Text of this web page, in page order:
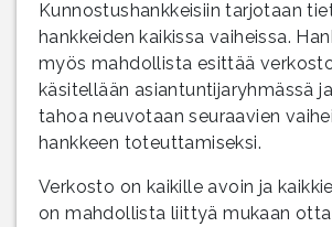
Kunnostushankkeisiin tarjotaan
hankkeiden kaikissa vaiheissa.
myös mahdollista esittää
käsitellään asiantuntijaryhmässä
tahoa neuvotaan seuraavien
hankkeen toteuttamiseksi.
Verkosto on kaikille avoin ja
on mahdollista liittyä mukaan